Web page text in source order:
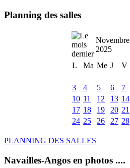
Planning des salles
Novembre
2025
L
Ma Me J V
3
4 5 6 7
10 11 12 13 14
17 18 19 20 21
24 25 26 27 28
PLANNING DES SALLES
Navailles-Angos en photos ....